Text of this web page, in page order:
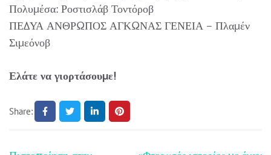
Πολυμέσα: Ροστισλάβ Τοντόροβ
ΠΕΔΥΑ ΑΝΘΡΩΠΟΣ ΑΓΚΩΝΑΣ ΓΕΝΕΙΑ – Πλαμέν
Σιμεόνοβ
Ελάτε να γιορτάσουμε!
Share: